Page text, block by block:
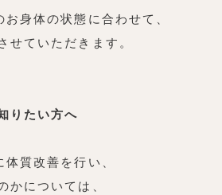
身体の状態に合わせて、
せていただきます。
りたい方へ
質改善を行い、
かについては、